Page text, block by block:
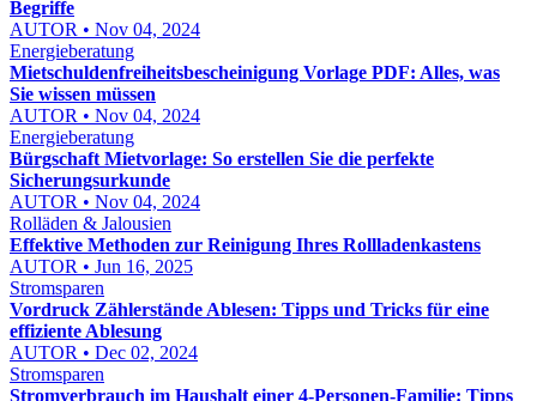
Begriffe
AUTOR • Nov 04, 2024
Energieberatung
Mietschuldenfreiheitsbescheinigung Vorlage PDF: Alles, was
Sie wissen müssen
AUTOR • Nov 04, 2024
Energieberatung
Bürgschaft Mietvorlage: So erstellen Sie die perfekte
Sicherungsurkunde
AUTOR • Nov 04, 2024
Rolläden & Jalousien
Effektive Methoden zur Reinigung Ihres Rollladenkastens
AUTOR • Jun 16, 2025
Stromsparen
Vordruck Zählerstände Ablesen: Tipps und Tricks für eine
effiziente Ablesung
AUTOR • Dec 02, 2024
Stromsparen
Stromverbrauch im Haushalt einer 4-Personen-Familie: Tipps